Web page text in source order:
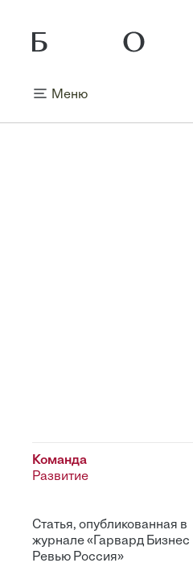
Меню
Команда
Развитие
Статья, опубликованная в
журнале «Гарвард Бизнес
Ревью Россия»